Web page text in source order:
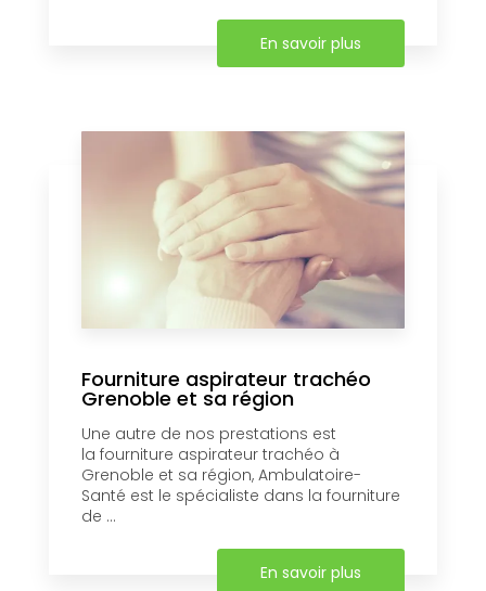
En savoir plus
Fourniture aspirateur trachéo
Grenoble et sa région
Une autre de nos prestations est
la fourniture aspirateur trachéo à
Grenoble et sa région, Ambulatoire-
Santé est le spécialiste dans la fourniture
de ...
En savoir plus